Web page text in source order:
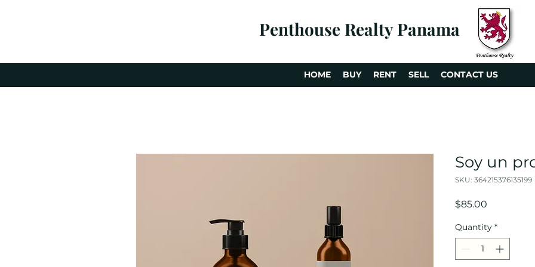
Penthouse Realty Panama
HOME BUY RENT SELL CONTACT US
Soy un
SKU: 364215376135199
$85.00
Quantity *